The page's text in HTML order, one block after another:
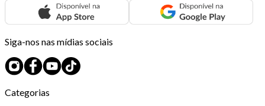
Siga-nos nas mídias sociais
Categorias